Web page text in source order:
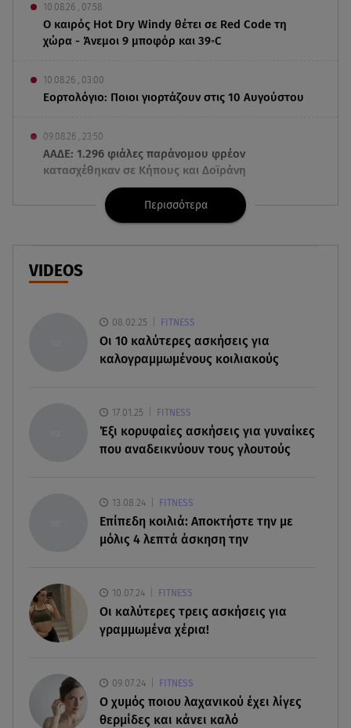
10.08.26 , 07:58
Ο καιρός Hot Dry Windy θέτει σε Red Code τη
χώρα - Άνεμοι 9 μποφόρ και 39◦C
10.08.26 , 03:00
Εορτολόγιο: Ποιοι γιορτάζουν στις 10 Αυγούστου
09.08.26 , 23:50
ΑΑΔΕ: 1.296 φιάλες παράνομου φρέον
κατασχέθηκαν σε Κήπους και Δοϊράνη
09.08.26 , 23:20
Greek Mafia: Τα «Σκυλιά» του Έντικ είχαν μέχρι
και μπαζούκας
09.08.26 , 22:58
πυρκαγιάς στο Μουζάκι
09.08.26 , 22:14
09.08.26 , 21:24
Πέθανε ο σπουδαίος ηθοποιός Νίκος
Μεγάλη φωτιά στο Μουζάκι Ηλείας - Επιχειρούν
105 πυροσβέστες και 9 εναέρια
Σκιάθος: 15χρονος καταγγέλλει 17χρονο για
βιασμό και εκβιασμό
Περισσότερα
VIDEOS
08.02.25 FITNESS
Oι 10 καλύτερες ασκήσεις για
καλογραμμωμένους κοιλιακούς
17.01.25 FITNESS
Έξι κορυφαίες ασκήσεις για γυναίκες
που αναδεικνύουν τους γλουτούς
13.08.24 FITNESS
Επίπεδη κοιλιά: Αποκτήστε την με
μόλις 4 λεπτά άσκηση την
10.07.24 FITNESS
Οι καλύτερες τρεις ασκήσεις για
γραμμωμένα χέρια!
09.07.24 FITNESS
O χυμός ποιου λαχανικού έχει λίγες
θερμίδες και κάνει καλό